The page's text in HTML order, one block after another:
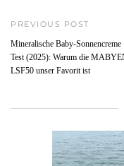
PREVIOUS POST
Mineralische Baby-
Test (2025): Warum die
LSF50 unser Favorit ist